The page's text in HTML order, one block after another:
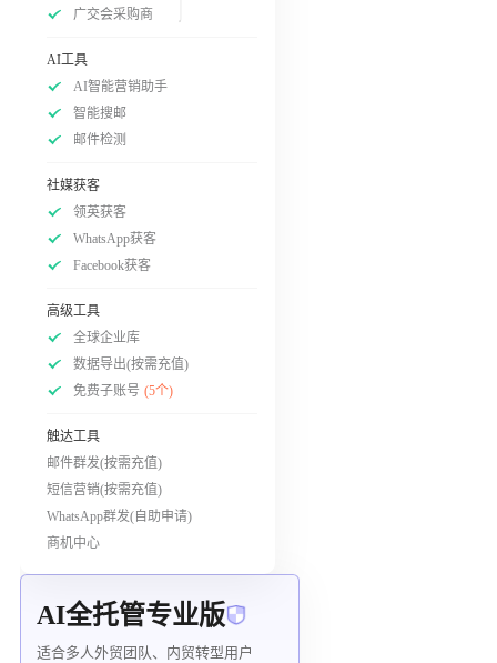
广交会采购商
AI工具
AI智能营销助手
智能搜邮
邮件检测
社媒获客
领英获客
WhatsApp获客
Facebook获客
高级工具
全球企业库
数据导出(按需充值)
免费子账号 (5个)
触达工具
邮件群发(按需充值)
短信营销(按需充值)
WhatsApp群发(自助申请)
商机中心
AI全托管专业版
适合多人外贸团队、内贸转型用户